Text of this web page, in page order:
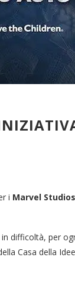
i Marvel Studios
difficoltà, per
Casa della